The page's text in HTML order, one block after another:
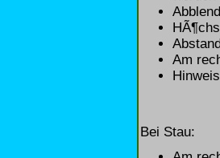
Am
Bei Stau: